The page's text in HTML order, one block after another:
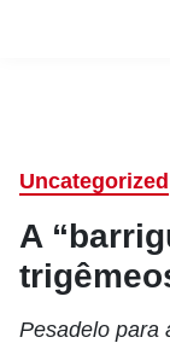
Uncategorized
A
Pesadelo para